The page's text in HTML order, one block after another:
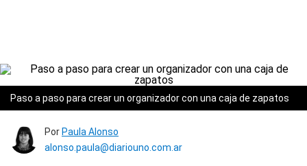
Paso a paso para crear un organizador con una caja de zapatos
Por Paula Alonso
alonso.paula@diariouno.com.ar